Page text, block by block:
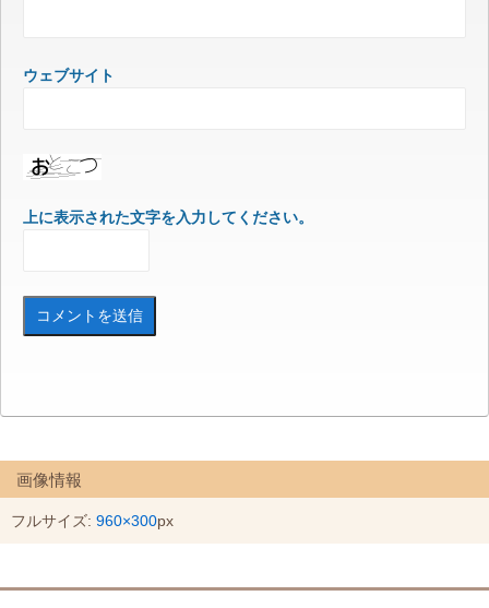
ウェブサイト
上に表示された文字を入力してください。
画像情報
フルサイズ: 960×300px